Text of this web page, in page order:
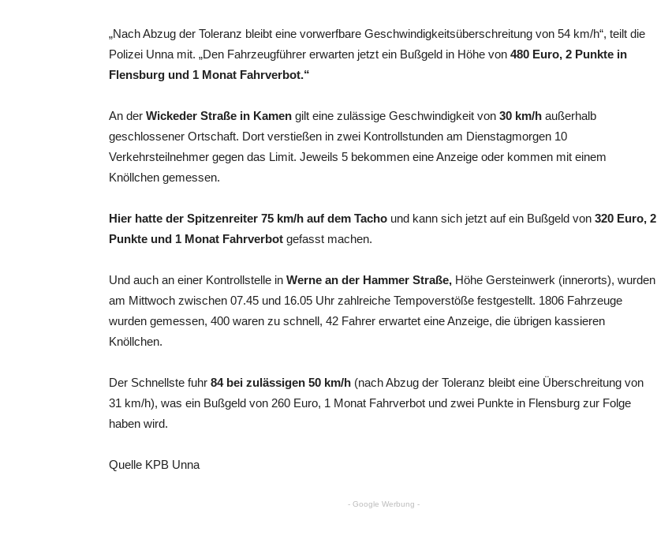
„Nach Abzug der Toleranz bleibt eine vorwerfbare Geschwindigkeitsüberschreitung von 54 km/h“, teilt die
Polizei Unna mit. „Den Fahrzeugführer erwarten jetzt ein Bußgeld in Höhe von 480 Euro, 2 Punkte in
Flensburg und 1 Monat Fahrverbot.“
An der Wickeder Straße in Kamen gilt eine zulässige Geschwindigkeit von 30 km/h außerhalb
geschlossener Ortschaft. Dort verstießen in zwei Kontrollstunden am Dienstagmorgen 10
Verkehrsteilnehmer gegen das Limit. Jeweils 5 bekommen eine Anzeige oder kommen mit einem
Knöllchen gemessen.
Hier hatte der Spitzenreiter 75 km/h auf dem Tacho und kann sich jetzt auf ein Bußgeld von 320 Euro, 2
Punkte und 1 Monat Fahrverbot gefasst machen.
Und auch an einer Kontrollstelle in Werne an der Hammer Straße, Höhe Gersteinwerk (innerorts), wurden
am Mittwoch zwischen 07.45 und 16.05 Uhr zahlreiche Tempoverstöße festgestellt. 1806 Fahrzeuge
wurden gemessen, 400 waren zu schnell, 42 Fahrer erwartet eine Anzeige, die übrigen kassieren
Knöllchen.
Der Schnellste fuhr 84 bei zulässigen 50 km/h (nach Abzug der Toleranz bleibt eine Überschreitung von
31 km/h), was ein Bußgeld von 260 Euro, 1 Monat Fahrverbot und zwei Punkte in Flensburg zur Folge
haben wird.
Quelle KPB Unna
- Google Werbung -